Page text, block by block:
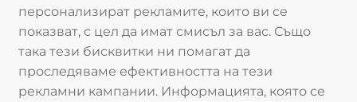
персонализират рекламите, които ви се
показват, с цел да имат смисъл за вас. Също
така тези бисквитки ни помагат да
проследяваме ефективността на тези
рекламни кампании. Информацията, която се